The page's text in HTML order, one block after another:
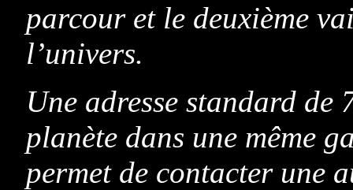
parcour et le deuxième
l’univers.
Une adresse standard de
planète dans une même
permet de contacter une